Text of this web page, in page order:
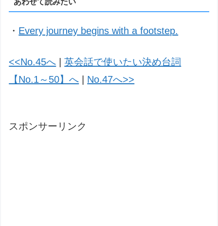
・ Every journey begins with a footstep.
<<No.45へ |英会話で使いたい決め台詞
【No.1～50】へ
No.47へ>>
スポンサーリンク